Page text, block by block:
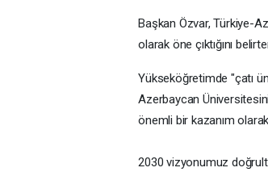
Başkan Özvar, Türkiye-
olarak öne çıktığını
Yükseköğretimde "çatı
Azerbaycan
önemli bir kazanım
2030 vizyonumuz